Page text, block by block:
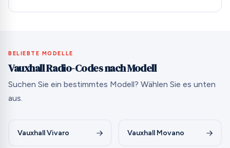
BELIEBTE MODELLE
Vauxhall Radio-Codes nach Modell
Suchen Sie ein bestimmtes Modell? Wählen Sie es unten
aus.
Vauxhall Vivaro Vauxhall Movano